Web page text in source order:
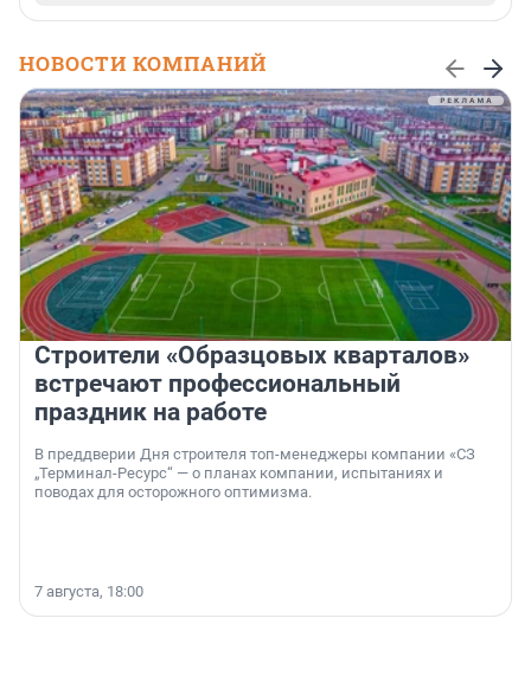
НОВОСТИ КОМПАНИЙ
Строители «Образцовых кварталов»
встречают профессиональный
праздник на работе
В преддверии Дня строителя топ-менеджеры компании «СЗ
„Терминал-Ресурс“ — о планах компании, испытаниях и
поводах для осторожного оптимизма.
7 августа, 18:00